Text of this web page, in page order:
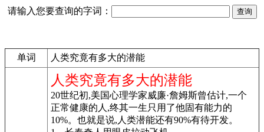
请输入您要查询的字词：
单词 人类究竟有多大的潜能
人类究竟有多大的潜能
20世纪初,美国心理学家威廉·詹姆斯曾估计,一个
正常健康的人,终其一生只用了他固有能力的
10%。也就是说,人类潜能还有90%有待开发。